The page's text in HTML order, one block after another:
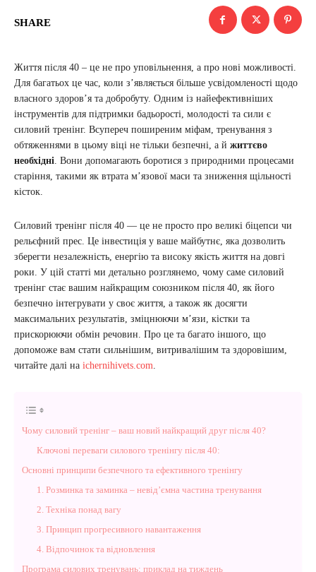
SHARE
Життя після 40 – це не про уповільнення, а про нові можливості.
Для багатьох це час, коли з’являється більше усвідомленості щодо
власного здоров’я та добробуту. Одним із найефективніших
інструментів для підтримки бадьорості, молодості та сили є
силовий тренінг. Всупереч поширеним міфам, тренування з
обтяженнями в цьому віці не тільки безпечні, а й життєво
необхідні. Вони допомагають боротися з природними процесами
старіння, такими як втрата м’язової маси та зниження щільності
кісток.
Силовий тренінг після 40 — це не просто про великі біцепси чи
рельєфний прес. Це інвестиція у ваше майбутнє, яка дозволить
зберегти незалежність, енергію та високу якість життя на довгі
роки. У цій статті ми детально розглянемо, чому саме силовий
тренінг стає вашим найкращим союзником після 40, як його
безпечно інтегрувати у своє життя, а також як досягти
максимальних результатів, зміцнюючи м’язи, кістки та
прискорюючи обмін речовин. Про це та багато іншого, що
допоможе вам стати сильнішим, витривалішим та здоровішим,
читайте далі на ichernihivets.com.
Чому силовий тренінг – ваш новий найкращий друг після 40?
Ключові переваги силового тренінгу після 40:
Основні принципи безпечного та ефективного тренінгу
1. Розминка та заминка – невід’ємна частина тренування
2. Техніка понад вагу
3. Принцип прогресивного навантаження
4. Відпочинок та відновлення
Програма силових тренувань: приклад на тиждень